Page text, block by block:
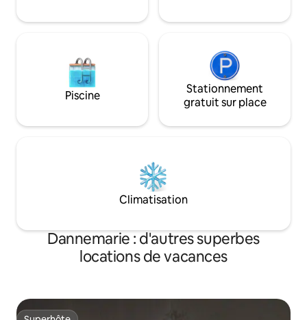
Piscine
Stationnement
gratuit sur place
Climatisation
Dannemarie : d'autres superbes
locations de vacances